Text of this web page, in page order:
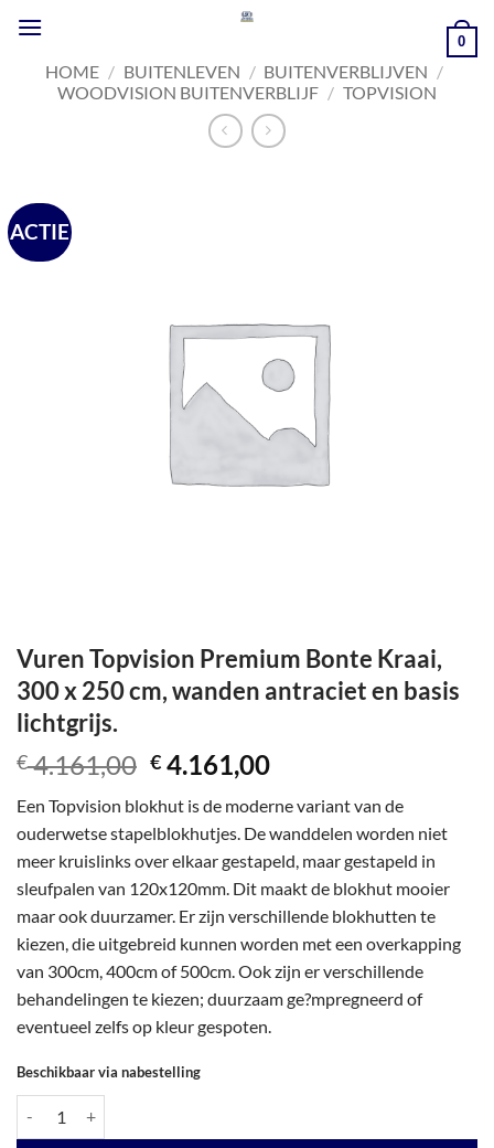
naar
inhoud
0
HOME / BUITENLEVEN / BUITENVERBLIJVEN /
WOODVISION BUITENVERBLIJF / TOPVISION
ACTIE
Vuren Topvision Premium Bonte Kraai,
300 x 250 cm, wanden antraciet en basis
lichtgrijs.
€4.161,00 Oorspronkelijke
was:
€ 4.161,00.
€ 4.161,00Huidige
is:
€ 4.161,00.
Een Topvision blokhut is de moderne variant van de
ouderwetse stapelblokhutjes. De wanddelen worden niet
meer kruislinks over elkaar gestapeld, maar gestapeld in
sleufpalen van 120x120mm. Dit maakt de blokhut mooier
maar ook duurzamer. Er zijn verschillende blokhutten te
kiezen, die uitgebreid kunnen worden met een overkapping
van 300cm, 400cm of 500cm. Ook zijn er verschillende
behandelingen te kiezen; duurzaam ge?mpregneerd of
eventueel zelfs op kleur gespoten.
Beschikbaar via nabestelling